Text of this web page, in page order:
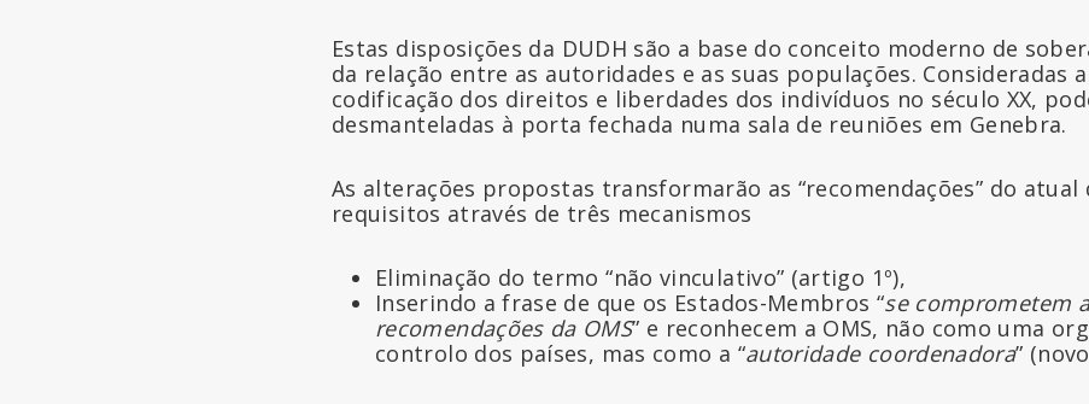
Estas disposições da DUDH são a base do conceito moderno de
da relação entre as autoridades e as suas populações. Consideradas
codificação dos direitos e liberdades dos indivíduos no século XX,
desmanteladas à porta fechada numa sala de reuniões em Genebra.
As alterações propostas transformarão as “recomendações” do atual
requisitos através de três mecanismos
Eliminação do termo “não vinculativo” (artigo 1º),
Inserindo a frase de que os Estados-Membros “se comprometem
recomendações da OMS” e reconhecem a OMS, não como uma
controlo dos países, mas como a “autoridade coordenadora”